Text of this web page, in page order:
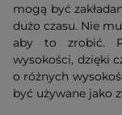
mogą być
dużo czasu. Nie
aby to zrobić.
wysokości, dzięki
o różnych
być używane jako